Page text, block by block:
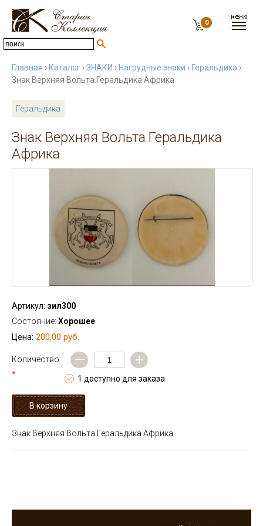
0
Главная › Каталог ›ЗНАКИ › Нагрудные знаки › Геральдика ›
Знак Верхняя Вольта.Геральдика Африка
Геральдика
Знак Верхняя Вольта.Геральдика
Африка
Артикул: зил300
Состояние: Хорошее
Цена: 200,00 руб.
Количество:
*
— +
1 доступно для заказа
Знак Верхняя Вольта.Геральдика Африка